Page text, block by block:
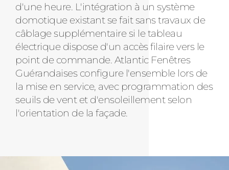
d'une heure. L'intégration à un système
domotique existant se fait sans travaux de
câblage supplémentaire si le tableau
électrique dispose d'un accès filaire vers le
point de commande. Atlantic Fenêtres
Guérandaises configure l'ensemble lors de
la mise en service, avec programmation des
seuils de vent et d'ensoleillement selon
l'orientation de la façade.